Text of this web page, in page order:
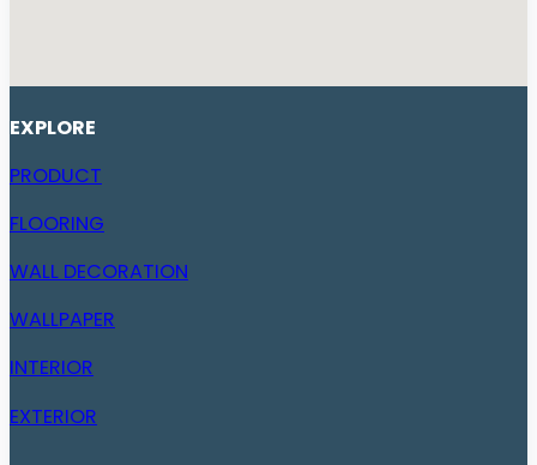
EXPLORE
PRODUCT
FLOORING
WALL DECORATION
WALLPAPER
INTERIOR
EXTERIOR